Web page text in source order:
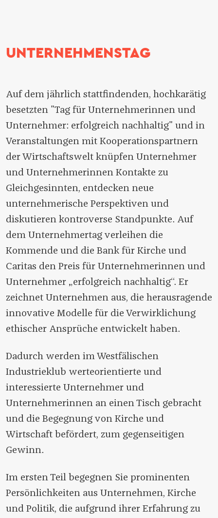
UNTERNEHMENSTAG
Auf dem jährlich stattfindenden, hochkarätig
besetzten "Tag für Unternehmerinnen und
Unternehmer: erfolgreich nachhaltig" und in
Veranstaltungen mit Kooperationspartnern
der Wirtschaftswelt knüpfen Unternehmer
und Unternehmerinnen Kontakte zu
Gleichgesinnten, entdecken neue
unternehmerische Perspektiven und
diskutieren kontroverse Standpunkte. Auf
dem Unternehmertag verleihen die
Kommende und die Bank für Kirche und
Caritas den Preis für Unternehmerinnen und
Unternehmer „erfolgreich nachhaltig“. Er
zeichnet Unternehmen aus, die herausragende
innovative Modelle für die Verwirklichung
ethischer Ansprüche entwickelt haben.
Dadurch werden im Westfälischen
Industrieklub werteorientierte und
interessierte Unternehmer und
Unternehmerinnen an einen Tisch gebracht
und die Begegnung von Kirche und
Wirtschaft befördert, zum gegenseitigen
Gewinn.
Im ersten Teil begegnen Sie prominenten
Persönlichkeiten aus Unternehmen, Kirche
und Politik, die aufgrund ihrer Erfahrung zu